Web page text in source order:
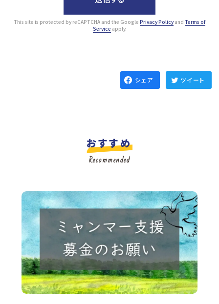
This site is protected by reCAPTCHA and the Google Privacy Policyand Terms of
Service apply.
シェア ツイート
おすすめ
Recommended